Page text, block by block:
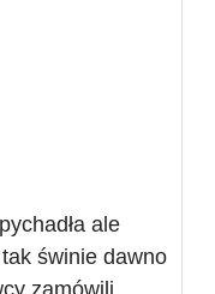
ale
świnie dawno
zamówili